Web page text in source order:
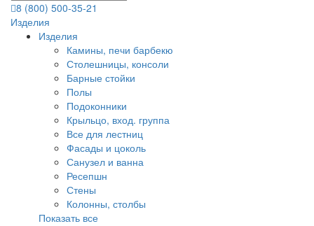
8 (800) 500-35-21
Изделия
Изделия
Камины, печи барбекю
Столешницы, консоли
Барные стойки
Полы
Подоконники
Крыльцо, вход. группа
Все для лестниц
Фасады и цоколь
Санузел и ванна
Ресепшн
Стены
Колонны, столбы
Показать все